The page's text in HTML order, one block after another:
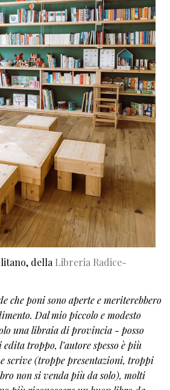
della Libreria Radice-
che poni sono aperte e meriterebbero
Dal mio piccolo e modesto
una libraia di provincia - posso
troppo, l’autore spesso è più
scrive (troppe presentazioni, troppi
non si venda più da solo), molti